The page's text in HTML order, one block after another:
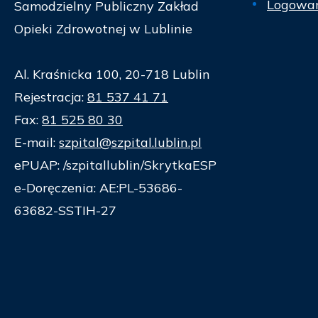
Samodzielny Publiczny Zakład
Opieki Zdrowotnej w Lublinie
Al. Kraśnicka 100, 20-718 Lublin
Rejestracja: 81 537 41 71
Fax: 81 525 80 30
E-mail: szpital@szpital.lublin.pl
ePUAP: /szpitallublin/SkrytkaESP
e-Doręczenia: AE:PL-53686-
63682-SSTIH-27